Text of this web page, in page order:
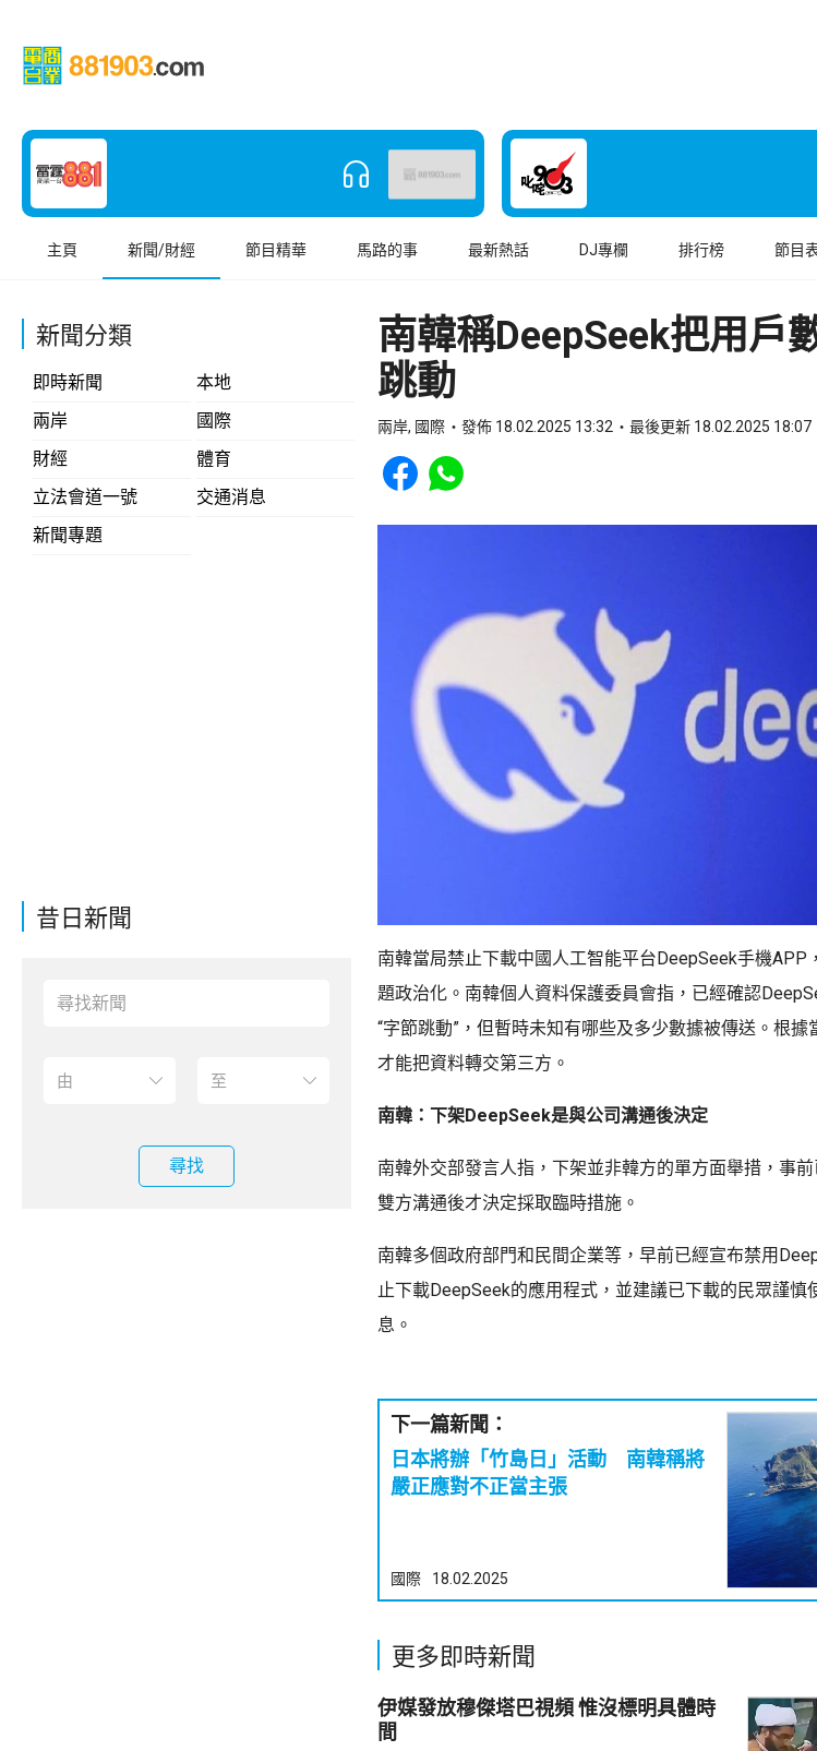
主頁 新聞/財經 節目精華 馬路的事 最新熱話 DJ專欄 排行榜 節目
新聞分類
即時新聞
本地
兩岸
國際
財經
體育
立法會道一號
交通消息
新聞專題
昔日新聞
尋找
南韓稱DeepSeek把用戶
跳動
兩岸, 國際 發佈 18.02.2025 13:32 最後更新 18.02.2025 18:07
Share to Facebook
Share to WhatsApp
南韓當局禁止下載中國人工智能平台DeepSeek手機APP
題政治化。南韓個人資料保護委員會指，已經確認
“字節跳動”，但暫時未知有哪些及多少數據被傳送。根
才能把資料轉交第三方。
南韓：下架DeepSeek是與公司溝通後決定
南韓外交部發言人指，下架並非韓方的單方面舉措，事
雙方溝通後才決定採取臨時措施。
南韓多個政府部門和民間企業等，早前已經宣布禁用
止下載DeepSeek的應用程式，並建議已下載的民眾謹
息。
下一篇新聞：
日本將辦「竹島日」活動 南韓稱將
嚴正應對不正當主張
國際 18.02.2025
更多即時新聞
伊媒發放穆傑塔巴視頻 惟沒標明具體時
間